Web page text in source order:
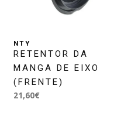
NTY
RETENTOR DA
MANGA DE EIXO
(FRENTE)
21,60€